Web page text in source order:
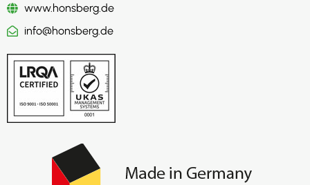
www.honsberg.de
info@honsberg.de